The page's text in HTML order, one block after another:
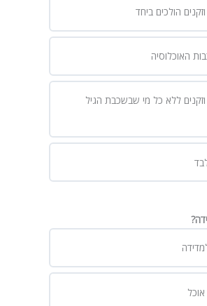
הולכים ביחד
האוכלוסיה
ללא כל מי שבשכבת הגיל
אוכל